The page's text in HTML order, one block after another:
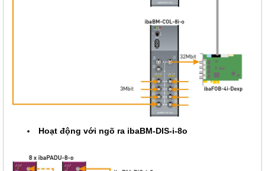
Hoạt động với ngõ ra ibaBM-DIS-i-8o